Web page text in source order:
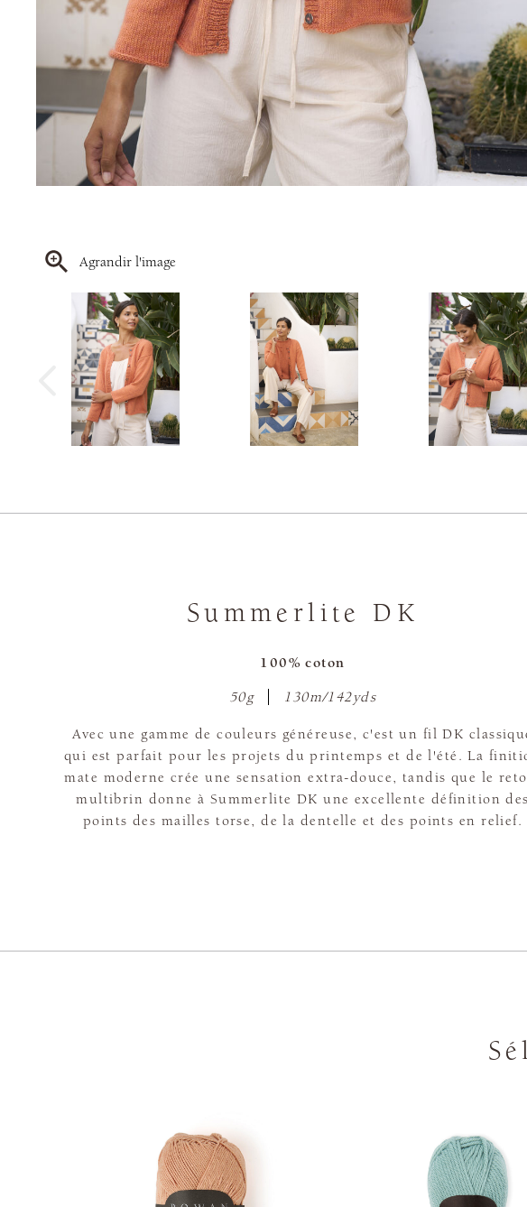
Agrandir l'image
Summerlite DK
100% coton
50g 130m/142yds
Avec une gamme de couleurs généreuse, c'est un fil DK
qui est parfait pour les projets du printemps et de l'été. La
mate moderne crée une sensation extra-douce, tandis que le
multibrin donne à Summerlite DK une excellente définition des
points des mailles torse, de la dentelle et des points en relief.